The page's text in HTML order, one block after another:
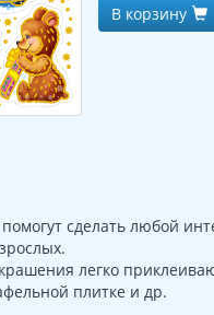
В корзину
сделать любой
легко
плитке и др.